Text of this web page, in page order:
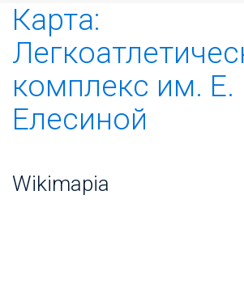
Карта:
комплекс им. Е.
Елесиной
Wikimapia